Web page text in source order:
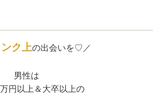
ク上の出会いを♡／
男性は
円以上＆大卒以上の